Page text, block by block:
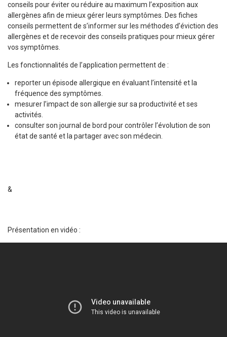
conseils pour éviter ou réduire au maximum l’exposition aux
allergènes afin de mieux gérer leurs symptômes. Des fiches
conseils permettent de s’informer sur les méthodes d’éviction des
allergènes et de recevoir des conseils pratiques pour mieux gérer
vos symptômes.
Les fonctionnalités de l’application permettent de :
reporter un épisode allergique en évaluant l’intensité et la
fréquence des symptômes.
mesurer l’impact de son allergie sur sa productivité et ses
activités.
consulter son journal de bord pour contrôler l’évolution de son
état de santé et la partager avec son médecin.
&
Présentation en vidéo :